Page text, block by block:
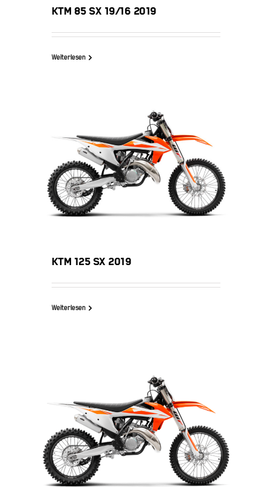
KTM 85 SX 19/16 2019
Weiterlesen
KTM 125 SX 2019
KTM 125 SX 2019
Weiterlesen
KTM 150 SX 2019